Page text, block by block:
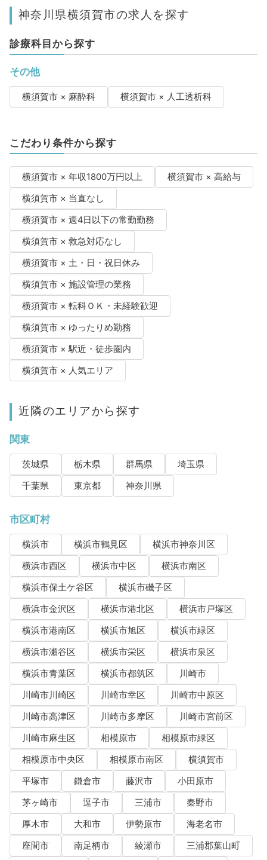
神奈川県横須賀市の求人を探す
診療科目から探す
その他
横須賀市 × 麻酔科 横須賀市 × 人工透析科
こだわり条件から探す
横須賀市 × 年収1800万円以上
横須賀市 × 高給与
横須賀市 × 当直なし
横須賀市 × 週4日以下の常勤勤務
横須賀市 × 救急対応なし
横須賀市 × 土・日・祝日休み
横須賀市 × 施設管理の業務
横須賀市 × 転科ＯＫ・未経験歓迎
横須賀市 × ゆったりめ勤務
横須賀市 × 駅近・徒歩圏内
横須賀市 × 人気エリア
近隣のエリアから探す
関東
茨城県 栃木県 群馬県
埼玉県
千葉県
東京都 神奈川県
市区町村
横浜市 横浜市鶴見区
横浜市神奈川区
横浜市西区
横浜市中区
横浜市南区
横浜市保土ケ谷区
横浜市磯子区
横浜市金沢区
横浜市港北区
横浜市戸塚区
横浜市港南区
横浜市旭区
横浜市緑区
横浜市瀬谷区
横浜市栄区
横浜市泉区
横浜市青葉区
横浜市都筑区
川崎市
川崎市川崎区
川崎市幸区
川崎市中原区
川崎市高津区
川崎市多摩区
川崎市宮前区
川崎市麻生区
相模原市
相模原市緑区
相模原市中央区
相模原市南区
横須賀市
平塚市
鎌倉市 藤沢市
小田原市
茅ヶ崎市
逗子市 三浦市
秦野市
厚木市
大和市 伊勢原市
海老名市
座間市
南足柄市 綾瀬市
三浦郡葉山町